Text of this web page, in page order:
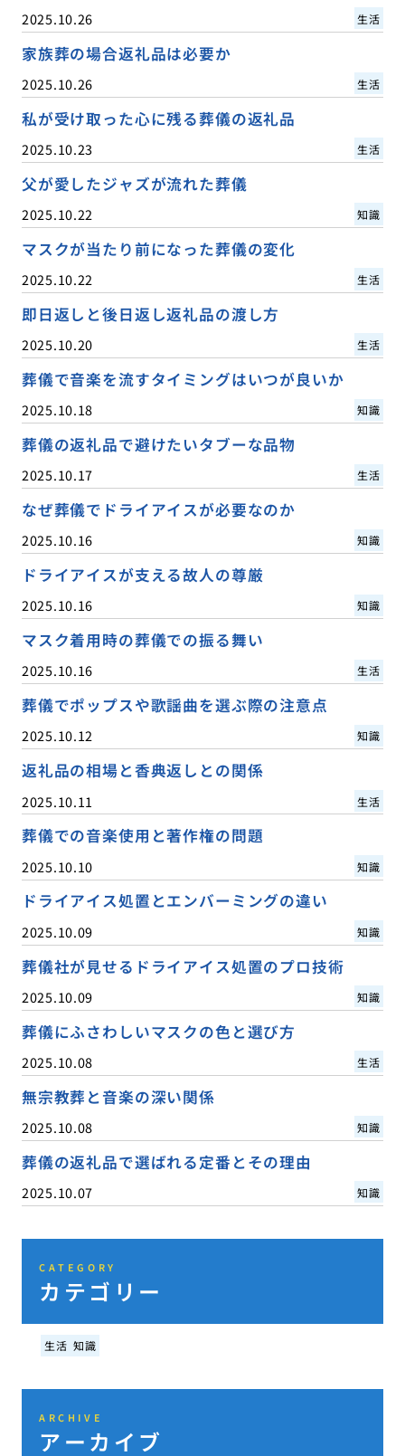
2025.10.26 生活
家族葬の場合返礼品は必要か
2025.10.26 生活
私が受け取った心に残る葬儀の返礼品
2025.10.23 生活
父が愛したジャズが流れた葬儀
2025.10.22 知識
マスクが当たり前になった葬儀の変化
2025.10.22 生活
即日返しと後日返し返礼品の渡し方
2025.10.20 生活
葬儀で音楽を流すタイミングはいつが良いか
2025.10.18 知識
葬儀の返礼品で避けたいタブーな品物
2025.10.17 生活
なぜ葬儀でドライアイスが必要なのか
2025.10.16 知識
ドライアイスが支える故人の尊厳
2025.10.16 知識
マスク着用時の葬儀での振る舞い
2025.10.16 生活
葬儀でポップスや歌謡曲を選ぶ際の注意点
2025.10.12 知識
返礼品の相場と香典返しとの関係
2025.10.11 生活
葬儀での音楽使用と著作権の問題
2025.10.10 知識
ドライアイス処置とエンバーミングの違い
2025.10.09 知識
葬儀社が見せるドライアイス処置のプロ技術
2025.10.09 知識
葬儀にふさわしいマスクの色と選び方
2025.10.08 生活
無宗教葬と音楽の深い関係
2025.10.08 知識
葬儀の返礼品で選ばれる定番とその理由
2025.10.07 知識
CATEGORY
カテゴリー
生活 知識
ARCHIVE
アーカイブ